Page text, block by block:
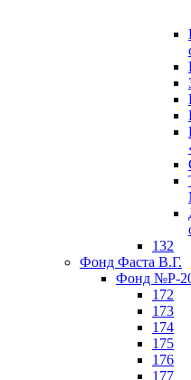
132
Фонд Фаста В.Г.
Фонд №Р-
172
173
174
175
176
177